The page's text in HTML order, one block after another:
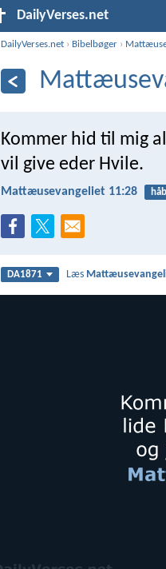
DailyVerses.net
DailyVerses.net › Bibelbøger ›
Kommer hid til mig
vil give eder Hvile.
Mattæusevangeliet 11:28 håb
DA1871 Læs